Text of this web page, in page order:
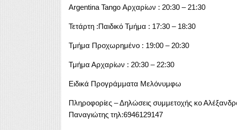
Argentina Tango Αρχαρίων : 20:30 – 21:30
Τετάρτη :Παιδικό Τμήμα : 17:30 – 18:30
Τμήμα Προχωρημένο : 19:00 – 20:30
Τμήμα Αρχαρίων : 20:30 – 22:30
Ειδικά Προγράμματα Μελόνυμφω
Πληροφορίες – Δηλώσεις συμμετοχής κο
Παναγιώτης τηλ:6946129147